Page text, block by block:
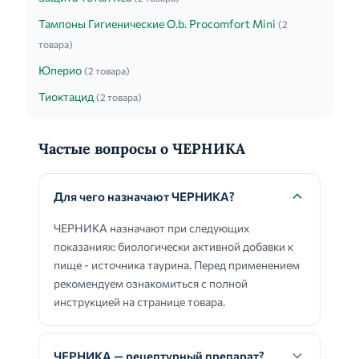
Тампоны Гигиенические O.b. Procomfort Mini (2
товара)
Юперио (2 товара)
Тиоктацид (2 товара)
Частые вопросы о ЧЕРНИКА
Для чего назначают ЧЕРНИКА?
ЧЕРНИКА назначают при следующих
показаниях: биологически активной добавки к
пище - источника таурина. Перед применением
рекомендуем ознакомиться с полной
инструкцией на странице товара.
ЧЕРНИКА — рецептурный препарат?